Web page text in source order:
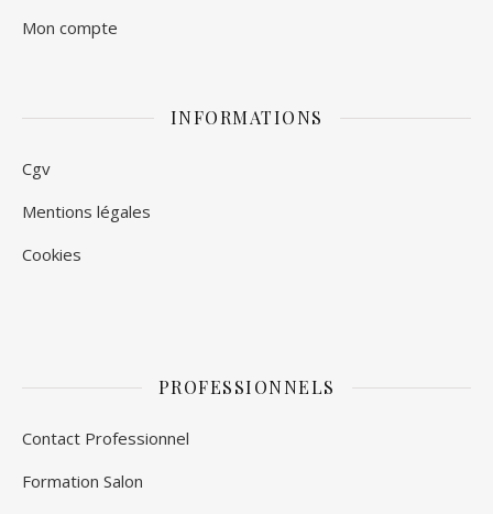
Mon compte
INFORMATIONS
Cgv
Mentions légales
Cookies
PROFESSIONNELS
Contact Professionnel
Formation Salon